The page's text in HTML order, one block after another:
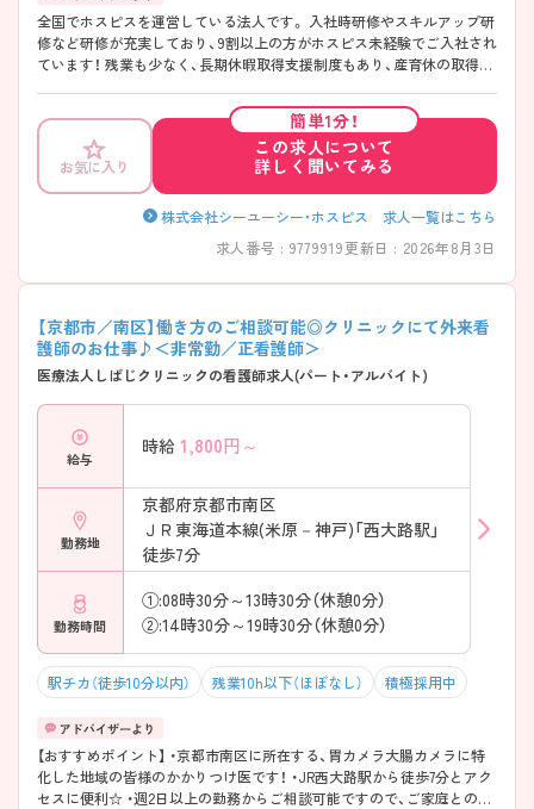
全国でホスピスを運営している法人です。 入社時研修やスキルアップ研
修など研修が充実しており、9割以上の方がホスピス未経験でご入社され
ています！ 残業も少なく、長期休暇取得支援制度もあり、産育休の取得実
ントなど、詳細をお話しいたしますのでお気軽にご相談ください。
お気に入り
簡単1分！
この求人について
詳しく聞いてみる
株式会社シーユーシー・ホスピス 求人一覧はこちら
求人番号 : 9779919更新日 : 2026年8月3日
【京都市／南区】働き方のご相談可能◎クリニックにて外来看
護師のお仕事♪＜非常勤／正看護師＞
医療法人しばじクリニックの看護師求人(パート・アルバイト)
給与
時給 1,800円～
勤務地
京都府京都市南区
ＪＲ東海道本線(米原－神戸)「西大路駅」
徒歩7分
勤務時間
①:08時30分～13時30分（休憩0分）
②:14時30分～19時30分（休憩0分）
駅チカ（徒歩10分以内） 残業10h以下（ほぼなし） 積極採用中
【おすすめポイント】 ・京都市南区に所在する、胃カメラ大腸カメラに特
化した地域の皆様のかかりつけ医です！ ・JR西大路駅から徒歩7分とアク
セスに便利☆ ・週2日以上の勤務からご相談可能ですので、ご家庭との両